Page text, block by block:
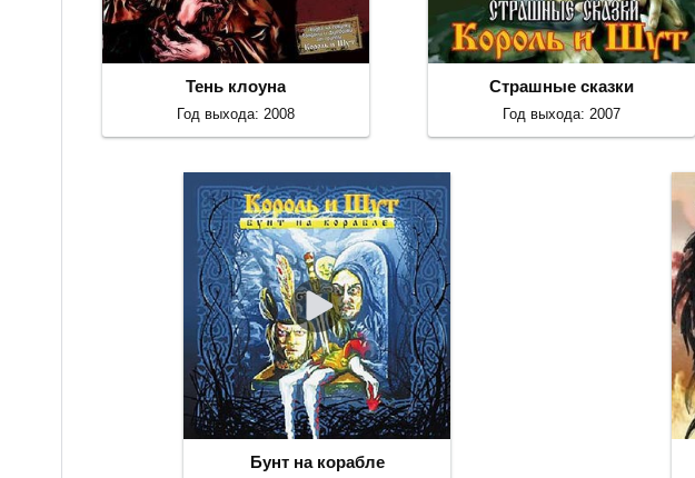
Тень клоуна
Год выхода: 2008
Страшные сказки
Год выхода: 2007
Бунт на корабле